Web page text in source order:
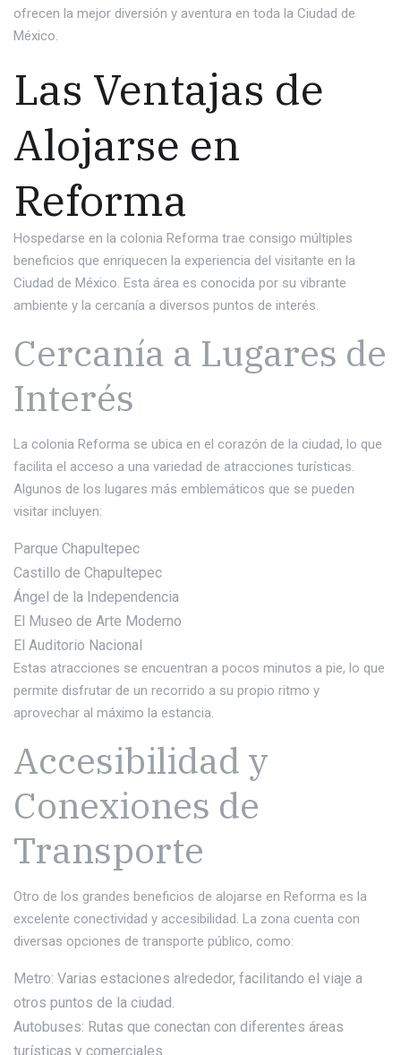
ofrecen la mejor diversión y aventura en toda la Ciudad de
México.
Las Ventajas de
Alojarse en
Reforma
Hospedarse en la colonia Reforma trae consigo múltiples
beneficios que enriquecen la experiencia del visitante en la
Ciudad de México. Esta área es conocida por su vibrante
ambiente y la cercanía a diversos puntos de interés.
Cercanía a Lugares de
Interés
La colonia Reforma se ubica en el corazón de la ciudad, lo que
facilita el acceso a una variedad de atracciones turísticas.
Algunos de los lugares más emblemáticos que se pueden
visitar incluyen:
Parque Chapultepec
Castillo de Chapultepec
Ángel de la Independencia
El Museo de Arte Moderno
El Auditorio Nacional
Estas atracciones se encuentran a pocos minutos a pie, lo que
permite disfrutar de un recorrido a su propio ritmo y
aprovechar al máximo la estancia.
Accesibilidad y
Conexiones de
Transporte
Otro de los grandes beneficios de alojarse en Reforma es la
excelente conectividad y accesibilidad. La zona cuenta con
diversas opciones de transporte público, como:
Metro: Varias estaciones alrededor, facilitando el viaje a
otros puntos de la ciudad.
Autobuses: Rutas que conectan con diferentes áreas
turísticas y comerciales.